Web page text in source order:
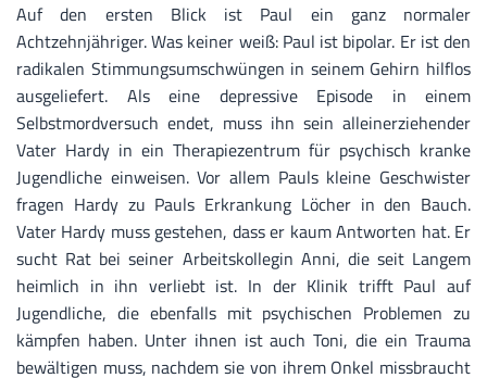
Auf den ersten Blick ist Paul ein ganz normaler
Achtzehnjähriger. Was keiner weiß: Paul ist bipolar. Er ist den
radikalen Stimmungsumschwüngen in seinem Gehirn hilflos
ausgeliefert. Als eine depressive Episode in einem
Selbstmordversuch endet, muss ihn sein alleinerziehender
Vater Hardy in ein Therapiezentrum für psychisch kranke
Jugendliche einweisen. Vor allem Pauls kleine Geschwister
fragen Hardy zu Pauls Erkrankung Löcher in den Bauch.
Vater Hardy muss gestehen, dass er kaum Antworten hat. Er
sucht Rat bei seiner Arbeitskollegin Anni, die seit Langem
heimlich in ihn verliebt ist. In der Klinik trifft Paul auf
Jugendliche, die ebenfalls mit psychischen Problemen zu
kämpfen haben. Unter ihnen ist auch Toni, die ein Trauma
bewältigen muss, nachdem sie von ihrem Onkel missbraucht